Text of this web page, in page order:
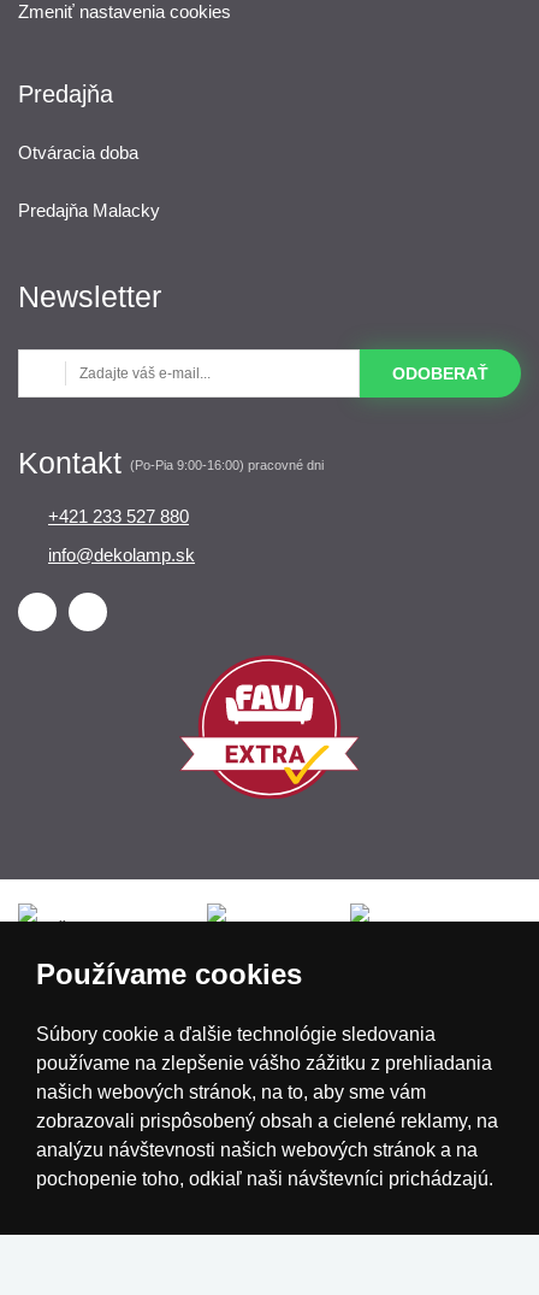
Zmeniť nastavenia cookies
Predajňa
Otváracia doba
Predajňa Malacky
Newsletter
ODOBERAŤ
Kontakt (Po-Pia 9:00-16:00) pracovné dni
+421 233 527 880
info@dekolamp.sk
Používame cookies
Súbory cookie a ďalšie technológie sledovania
používame na zlepšenie vášho zážitku z prehliadania
našich webových stránok, na to, aby sme vám
zobrazovali prispôsobený obsah a cielené reklamy, na
analýzu návštevnosti našich webových stránok a na
pochopenie toho, odkiaľ naši návštevníci prichádzajú.